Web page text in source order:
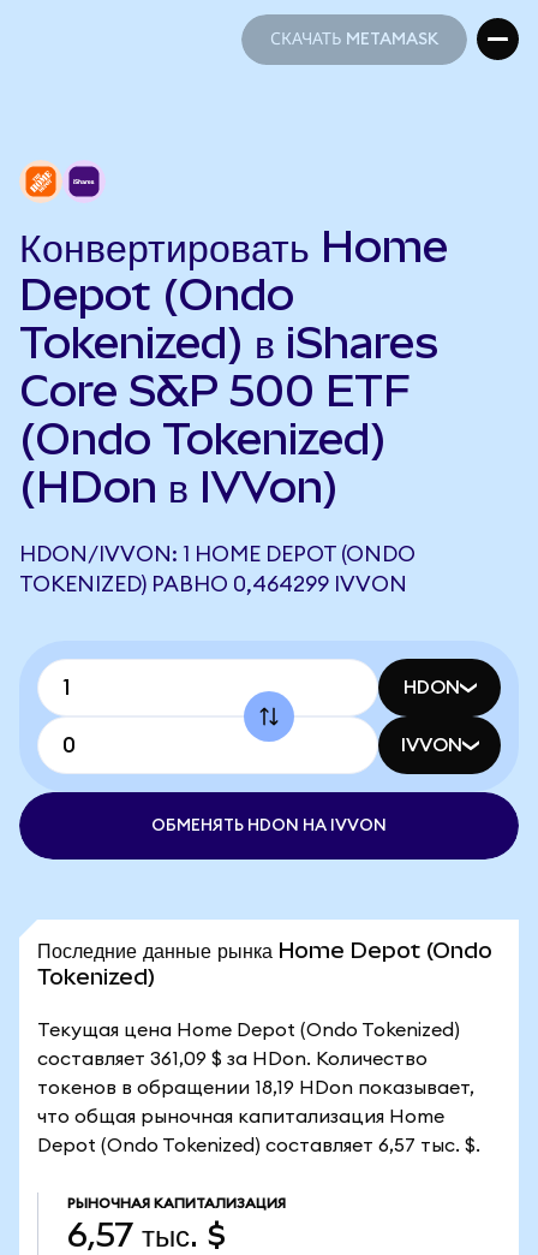
СКАЧАТЬ METAMASK
Конвертировать Home
Depot (Ondo
Tokenized) в iShares
Core S&P 500 ETF
(Ondo Tokenized)
(HDon в IVVon)
HDON/IVVON: 1 HOME DEPOT (ONDO
TOKENIZED) РАВНО 0,464299 IVVON
HDON
IVVON
ОБМЕНЯТЬ HDON НА IVVON
Последние данные рынка Home Depot (Ondo
Tokenized)
Текущая цена Home Depot (Ondo Tokenized)
составляет 361,09 $ за HDon. Количество
токенов в обращении 18,19 HDon показывает,
что общая рыночная капитализация Home
Depot (Ondo Tokenized) составляет 6,57 тыс. $.
РЫНОЧНАЯ КАПИТАЛИЗАЦИЯ
6,57 тыс. $